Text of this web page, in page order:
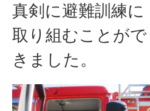
真剣に避難訓練に
取り組むことがで
きました。